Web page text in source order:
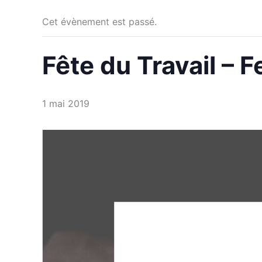
Cet évènement est passé.
Fête du Travail –
1 mai 2019